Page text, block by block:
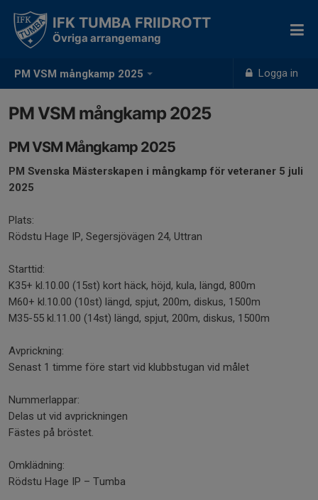
PM VSM mångkamp 2025 Logga in
IFK TUMBA FRIIDROTT
Övriga arrangemang
PM VSM mångkamp 2025
PM VSM Mångkamp 2025
PM Svenska Mästerskapen i mångkamp för veteraner 5 juli
2025
Plats:
Rödstu Hage IP, Segersjövägen 24, Uttran
Starttid:
K35+ kl.10.00 (15st) kort häck, höjd, kula, längd, 800m
M60+ kl.10.00 (10st) längd, spjut, 200m, diskus, 1500m
M35-55 kl.11.00 (14st) längd, spjut, 200m, diskus, 1500m
Avprickning:
Senast 1 timme före start vid klubbstugan vid målet
Nummerlappar:
Delas ut vid avprickningen
Fästes på bröstet.
Omklädning:
Rödstu Hage IP – Tumba